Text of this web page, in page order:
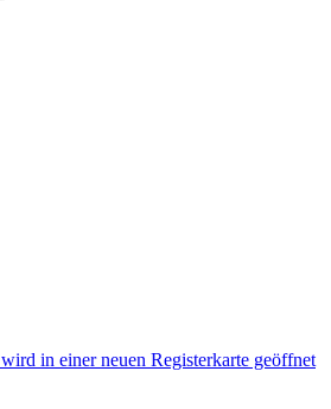
wird in einer neuen Registerkarte geöffnet